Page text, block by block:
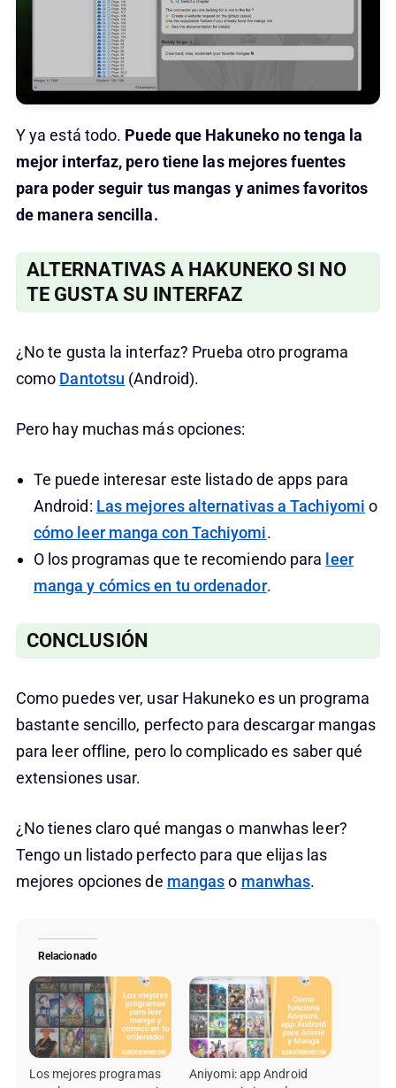
Y ya está todo. Puede que Hakuneko no tenga la
mejor interfaz, pero tiene las mejores fuentes
para poder seguir tus mangas y animes favoritos
de manera sencilla.
ALTERNATIVAS A HAKUNEKO SI NO
TE GUSTA SU INTERFAZ
¿No te gusta la interfaz? Prueba otro programa
como Dantotsu (Android).
Pero hay muchas más opciones:
Te puede interesar este listado de apps para
Android: Las mejores alternativas a Tachiyomi o
cómo leer manga con Tachiyomi.
O los programas que te recomiendo para leer
manga y cómics en tu ordenador.
CONCLUSIÓN
Como puedes ver, usar Hakuneko es un programa
bastante sencillo, perfecto para descargar mangas
para leer offline, pero lo complicado es saber qué
extensiones usar.
¿No tienes claro qué mangas o manwhas leer?
Tengo un listado perfecto para que elijas las
mejores opciones de mangaso manwhas.
Relacionado
Los mejores programas
Aniyomi: app Android